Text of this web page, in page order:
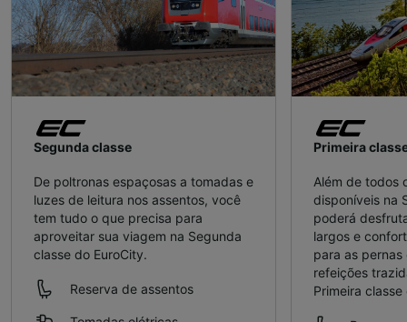
Segunda classe
De poltronas espaçosas a tomadas e
luzes de leitura nos assentos, você
tem tudo o que precisa para
aproveitar sua viagem na Segunda
classe do EuroCity.
Reserva de assentos
Primeira
Além de todos
disponíveis na
poderá
largos e
para as
refeições
Primeira